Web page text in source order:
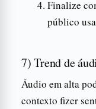
Finalize
público
7) Trend de
Áudio em alta
contexto fizer